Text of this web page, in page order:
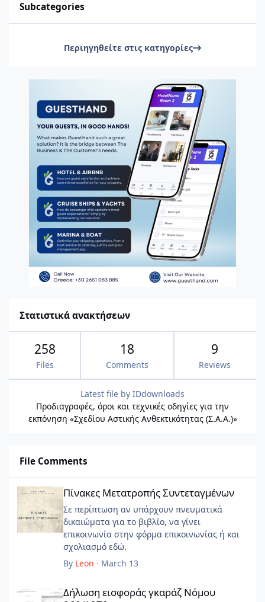
Subcategories
Περιηγηθείτε στις κατηγορίες
Στατιστικά ανακτήσεων
258
Files
18
Comments
9
Reviews
Latest file by IDdownloads
Προδιαγραφές, όροι και τεχνικές οδηγίες για την
εκπόνηση «Σχεδίου Αστικής Ανθεκτικότητας (Σ.Α.Α.)»
File Comments
Πίνακες Μετατροπής Συντεταγμένων
Σε περίπτωση αν υπάρχουν πνευματικά
δικαιώματα για το βιβλίο, να γίνει
επικοινωνία στην φόρμα επικοινωνίας ή και
σχολιασμό εδώ.
By Leon · March 13
Δήλωση εισφοράς γκαράζ Νόμου